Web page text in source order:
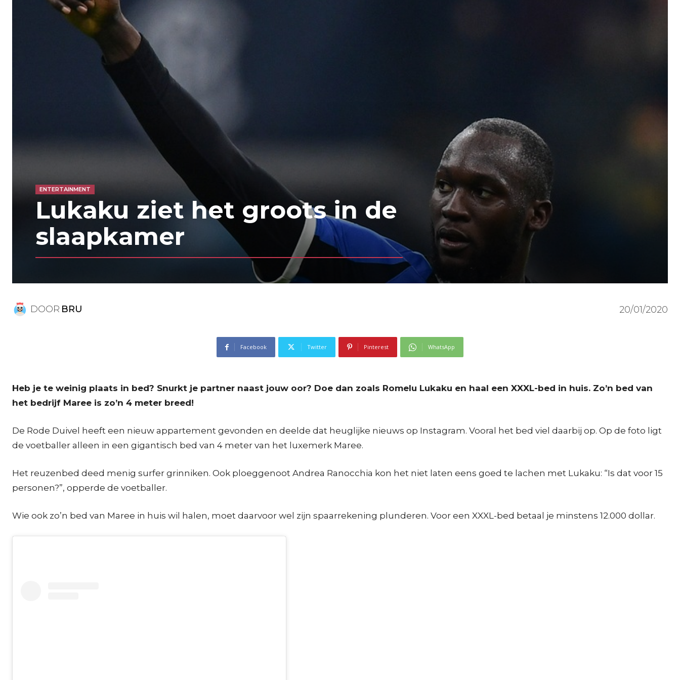
ENTERTAINMENT
Lukaku ziet het groots in de
slaapkamer
DOOR BRU 20/01/2020
Facebook Twitter Pinterest WhatsApp
Heb je te weinig plaats in bed? Snurkt je partner naast jouw oor? Doe dan zoals Romelu Lukaku en haal een XXXL-bed in huis. Zo’n bed van
het bedrijf Maree is zo’n 4 meter breed!
De Rode Duivel heeft een nieuw appartement gevonden en deelde dat heuglijke nieuws op Instagram. Vooral het bed viel daarbij op. Op de foto ligt
de voetballer alleen in een gigantisch bed van 4 meter van het luxemerk Maree.
Het reuzenbed deed menig surfer grinniken. Ook ploeggenoot Andrea Ranocchia kon het niet laten eens goed te lachen met Lukaku: “Is dat voor 15
personen?”, opperde de voetballer.
Wie ook zo’n bed van Maree in huis wil halen, moet daarvoor wel zijn spaarrekening plunderen. Voor een XXXL-bed betaal je minstens 12.000 dollar.